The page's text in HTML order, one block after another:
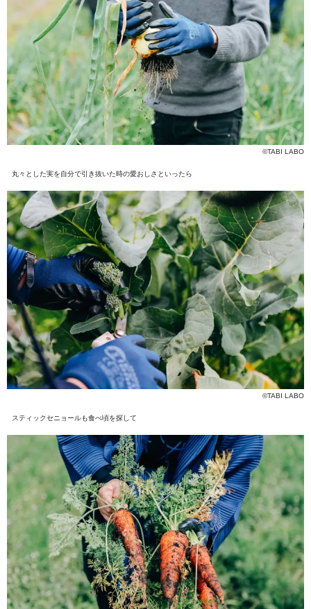
©TABI LABO
丸々とした実を自分で引き抜いた時の愛おしさといったら
©TABI LABO
スティックセニョールも食べ頃を探して